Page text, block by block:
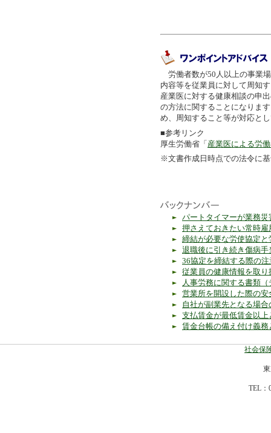
労働者数が50人以上の事業
内容等を従業員に対して周知
産業医に対する健康相談の申
の方法に関することになりま
め、周知すること等が対応と
■参考リンク
厚生労働省「産業医による労
※文書作成日時点での法令に
パートタイマーが業務
押さえておきたい常時
締結が必要な労使協定
退職後に引き続き傷病
36協定を締結する際の注
従業員の健康情報を取
人事労務に関する書類
営業所を開設した際の
自社が副業先となる場
支払賃金が最低賃金以
賃金台帳の備え付け義務
社会保
TEL：